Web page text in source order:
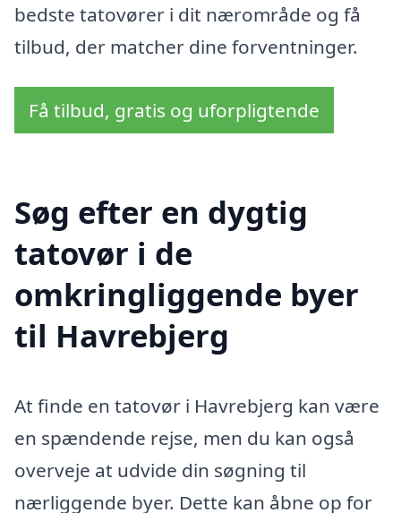
bedste tatovører i dit nærområde og få
tilbud, der matcher dine forventninger.
Få tilbud, gratis og uforpligtende
Søg efter en dygtig
tatovør i de
omkringliggende byer
til Havrebjerg
At finde en tatovør i Havrebjerg kan være
en spændende rejse, men du kan også
overveje at udvide din søgning til
nærliggende byer. Dette kan åbne op for